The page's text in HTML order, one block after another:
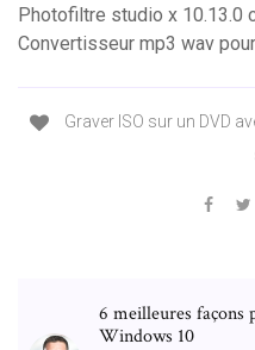
Photofiltre studio x 10.13.0
Convertisseur mp3 wav
Graver ISO sur un DVD
6 meilleures façons
Windows 10